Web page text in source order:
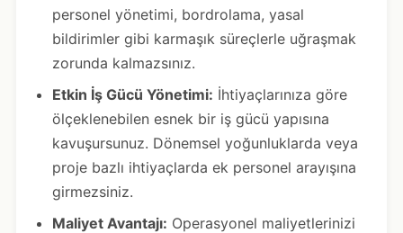
personel yönetimi, bordrolama, yasal
bildirimler gibi karmaşık süreçlerle uğraşmak
zorunda kalmazsınız.
Etkin İş Gücü Yönetimi: İhtiyaçlarınıza göre
ölçeklenebilen esnek bir iş gücü yapısına
kavuşursunuz. Dönemsel yoğunluklarda veya
proje bazlı ihtiyaçlarda ek personel arayışına
girmezsiniz.
Maliyet Avantajı: Operasyonel maliyetlerinizi